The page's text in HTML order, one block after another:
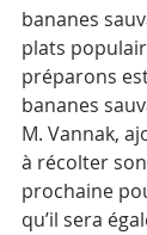
bananes
plats
préparons
bananes
M. Vannak,
à récolter
prochaine
qu’il sera